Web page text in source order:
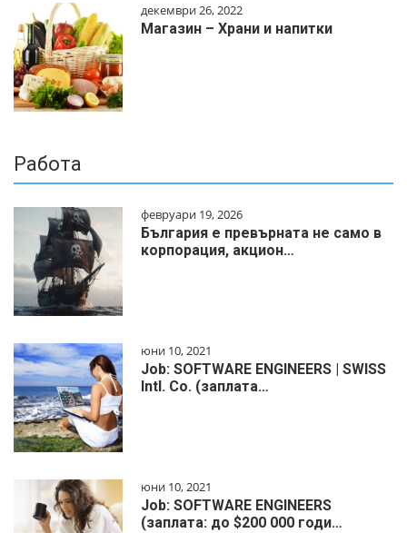
декември 26, 2022
Магазин – Храни и напитки
Работа
февруари 19, 2026
България е превърната не само в
корпорация, акцион…
юни 10, 2021
Job: SOFTWARE ENGINEERS | SWISS
Intl. Co. (заплата…
юни 10, 2021
Job: SOFTWARE ENGINEERS
(заплата: до $200 000 годи…